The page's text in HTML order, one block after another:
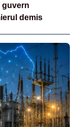
guvern
demis